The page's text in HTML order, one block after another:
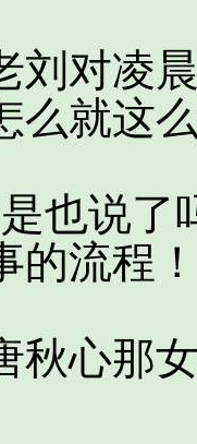
对凌晨
么就这
说了
的流程
心那女